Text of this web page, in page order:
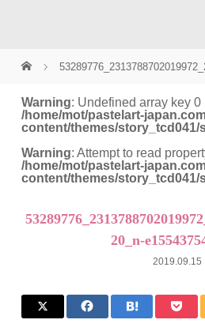
Warning: Undefined array key 0
/home/mot/pastelart-
content/themes/story_tcd041/
Warning: Attempt to read
/home/mot/pastelart-
content/themes/story_tcd041/
20_n-
2019.09.15